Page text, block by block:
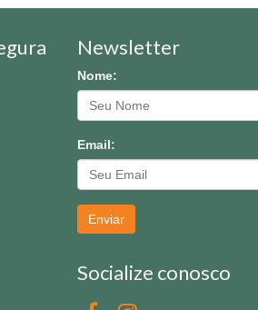
Newsletter
Nome:
Email:
Enviar
Socialize conosco